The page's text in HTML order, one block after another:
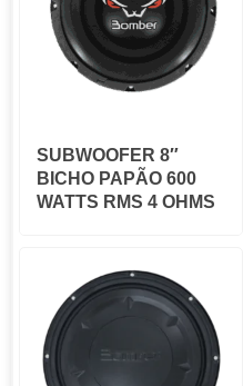
SUBWOOFER 8″
BICHO PAPÃO 600
WATTS RMS 4 OHMS